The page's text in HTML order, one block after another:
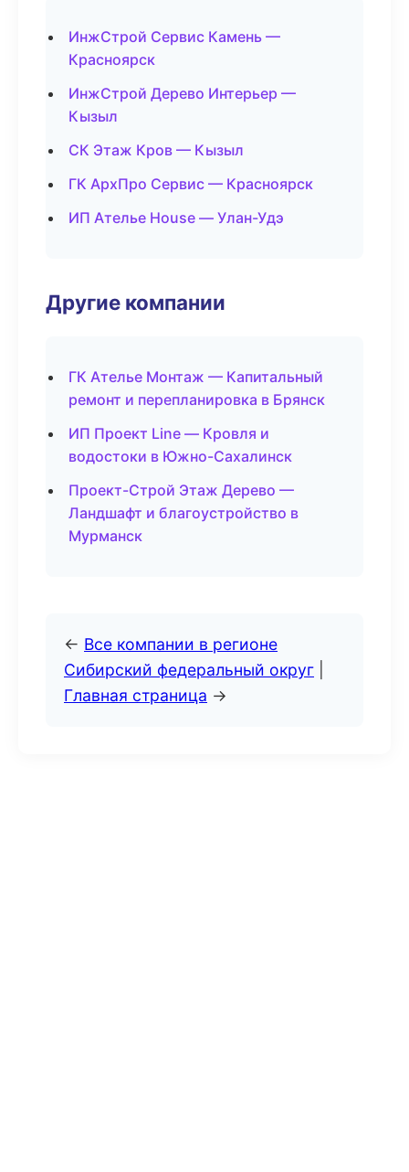
ИнжСтрой Сервис Камень —
Красноярск
ИнжСтрой Дерево Интерьер —
Кызыл
СК Этаж Кров — Кызыл
ГК АрхПро Сервис — Красноярск
ИП Ателье House — Улан-Удэ
Другие компании
ГК Ателье Монтаж — Капитальный
ремонт и перепланировка в Брянск
ИП Проект Line — Кровля и
водостоки в Южно-Сахалинск
Проект-Строй Этаж Дерево —
Ландшафт и благоустройство в
Мурманск
← Все компании в регионе
Сибирский федеральный округ
Главная страница →